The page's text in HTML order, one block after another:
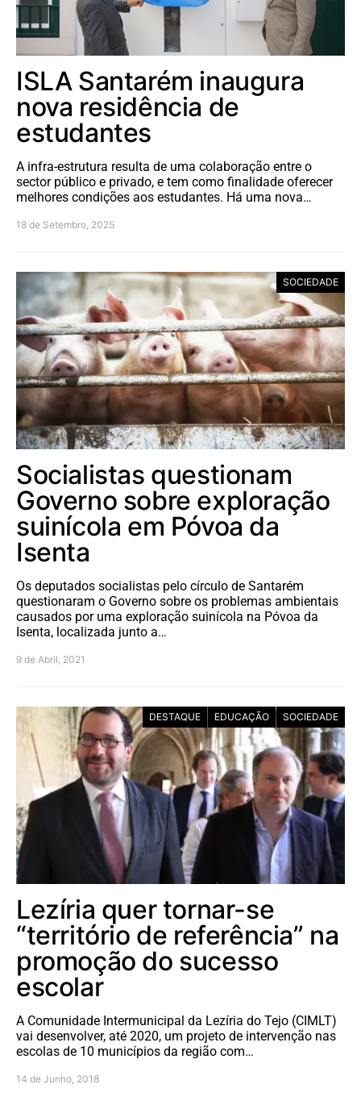
ISLA Santarém inaugura
nova residência de
estudantes
A infra-estrutura resulta de uma colaboração entre o
sector público e privado, e tem como finalidade oferecer
melhores condições aos estudantes. Há uma nova…
18 de Setembro, 2025
SOCIEDADE
Socialistas questionam
Governo sobre exploração
suinícola em Póvoa da
Isenta
Os deputados socialistas pelo círculo de Santarém
questionaram o Governo sobre os problemas ambientais
causados por uma exploração suinícola na Póvoa da
Isenta, localizada junto a…
9 de Abril, 2021
DESTAQUE EDUCAÇÃO SOCIEDADE
Lezíria quer tornar-se
“território de referência” na
promoção do sucesso
escolar
A Comunidade Intermunicipal da Lezíria do Tejo (CIMLT)
vai desenvolver, até 2020, um projeto de intervenção nas
escolas de 10 municípios da região com…
14 de Junho, 2018